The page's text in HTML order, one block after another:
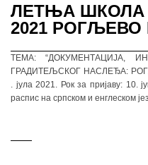
ЛЕТЊА ШКОЛА
2021 РОГЉЕВО
ТЕМА: “ДОКУМЕНТАЦИЈА,
ГРАДИТЕЉСКОГ НАСЛЕЂА:
. јула 2021. Рок за пријаву:
распис на српском и енглеском